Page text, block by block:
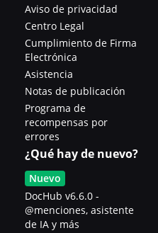
Aviso de privacidad
Centro Legal
Cumplimiento de Firma
Electrónica
Asistencia
Notas de publicación
Programa de
recompensas por
errores
¿Qué hay de nuevo?
Nuevo
DocHub v6.6.0 -
@menciones, asistente
de IA y más